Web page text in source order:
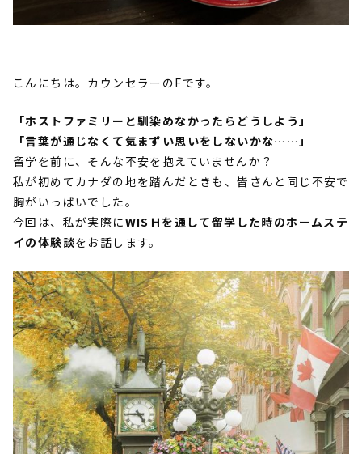
こんにちは。カウンセラーのFです。
「ホストファミリーと馴染めなかったらどうしよう」
「言葉が通じなくて気まずい思いをしないかな……」
留学を前に、そんな不安を抱えていませんか？
私が初めてカナダの地を踏んだときも、皆さんと同じ不安で
胸がいっぱいでした。
今回は、私が実際にWISＨを通して留学した時のホームステ
イの体験談をお話します。